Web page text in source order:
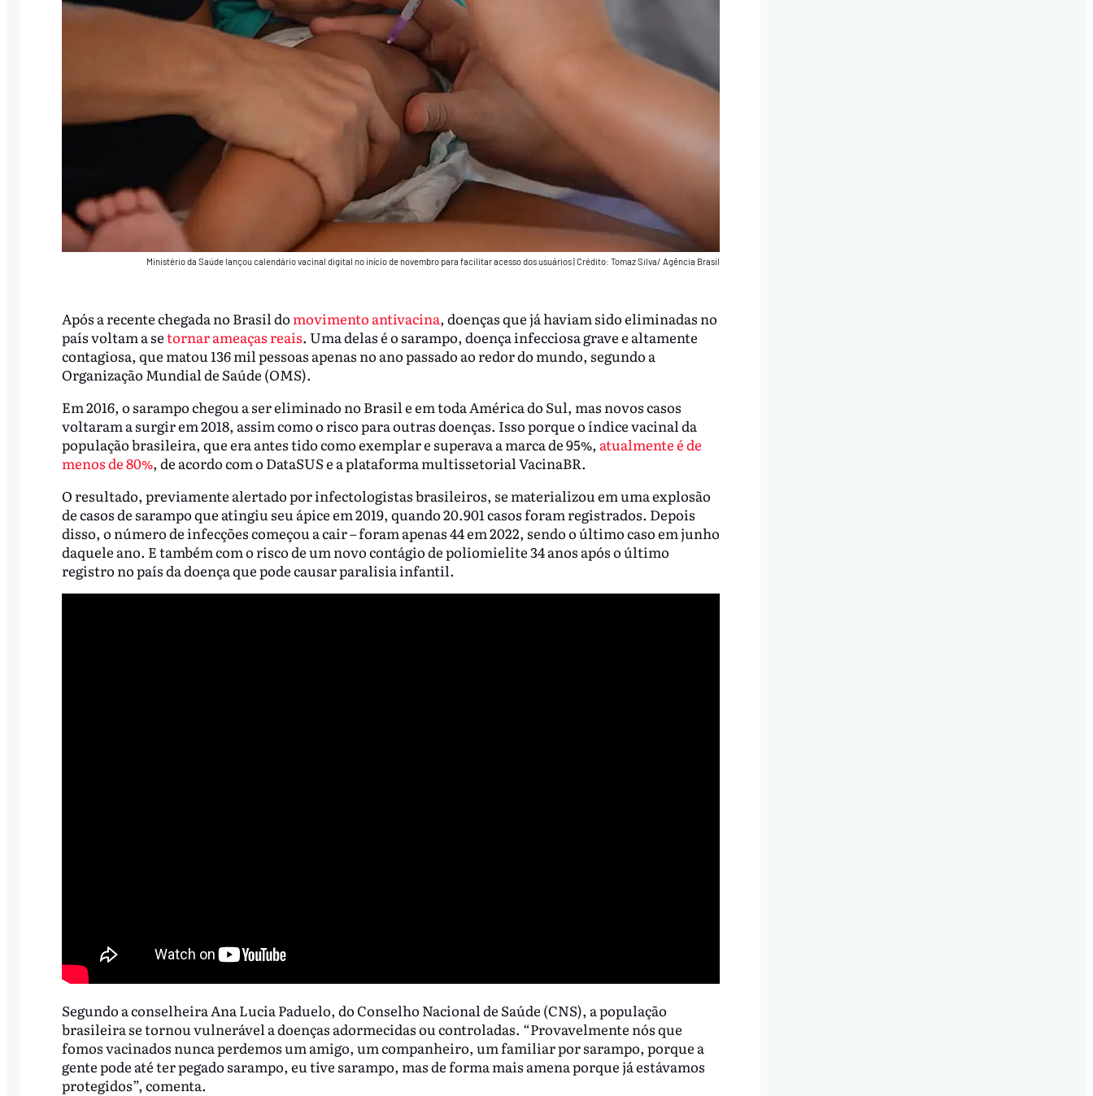
Ministério da Saúde lançou calendário vacinal digital no início de novembro para facilitar acesso dos usuários|Crédito: Tomaz Silva/ Agência Brasil
Após a recente chegada no Brasil do movimento antivacina, doenças que já haviam sido eliminadas no
país voltam a setornar ameaças reais. Uma delas é o sarampo, doença infecciosa grave e altamente
contagiosa, que matou 136 mil pessoas apenas no ano passado ao redor do mundo, segundo a
Organização Mundial de Saúde (OMS).
Em 2016, o sarampo chegou a ser eliminado no Brasil e em toda América do Sul, mas novos casos
voltaram a surgir em 2018, assim como o risco para outras doenças. Isso porque o índice vacinal da
população brasileira, que era antes tido como exemplar e superava a marca de 95%, atualmente é de
menos de 80%, de acordo com o DataSUS e a plataforma multissetorial VacinaBR.
O resultado, previamente alertado por infectologistas brasileiros, se materializou em uma explosão
de casos de sarampo que atingiu seu ápice em 2019, quando 20.901 casos foram registrados. Depois
disso, o número de infecções começou a cair – foram apenas 44 em 2022, sendo o último caso em junho
daquele ano. E também com o risco de um novo contágio de poliomielite 34 anos após o último
registro no país da doença que pode causar paralisia infantil.
Segundo a conselheira Ana Lucia Paduelo, do Conselho Nacional de Saúde (CNS), a população
brasileira se tornou vulnerável a doenças adormecidas ou controladas. “Provavelmente nós que
fomos vacinados nunca perdemos um amigo, um companheiro, um familiar por sarampo, porque a
gente pode até ter pegado sarampo, eu tive sarampo, mas de forma mais amena porque já estávamos
protegidos”, comenta.